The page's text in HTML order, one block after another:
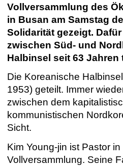
Vollversammlung des
in Busan am Samstag
Solidarität gezeigt.
zwischen Süd- und
Halbinsel seit 63 Jahren
Die Koreanische
1953) geteilt. Immer
zwischen dem
kommunistischen
Sicht.
Kim Young-jin ist Pastor
Vollversammlung. Seine